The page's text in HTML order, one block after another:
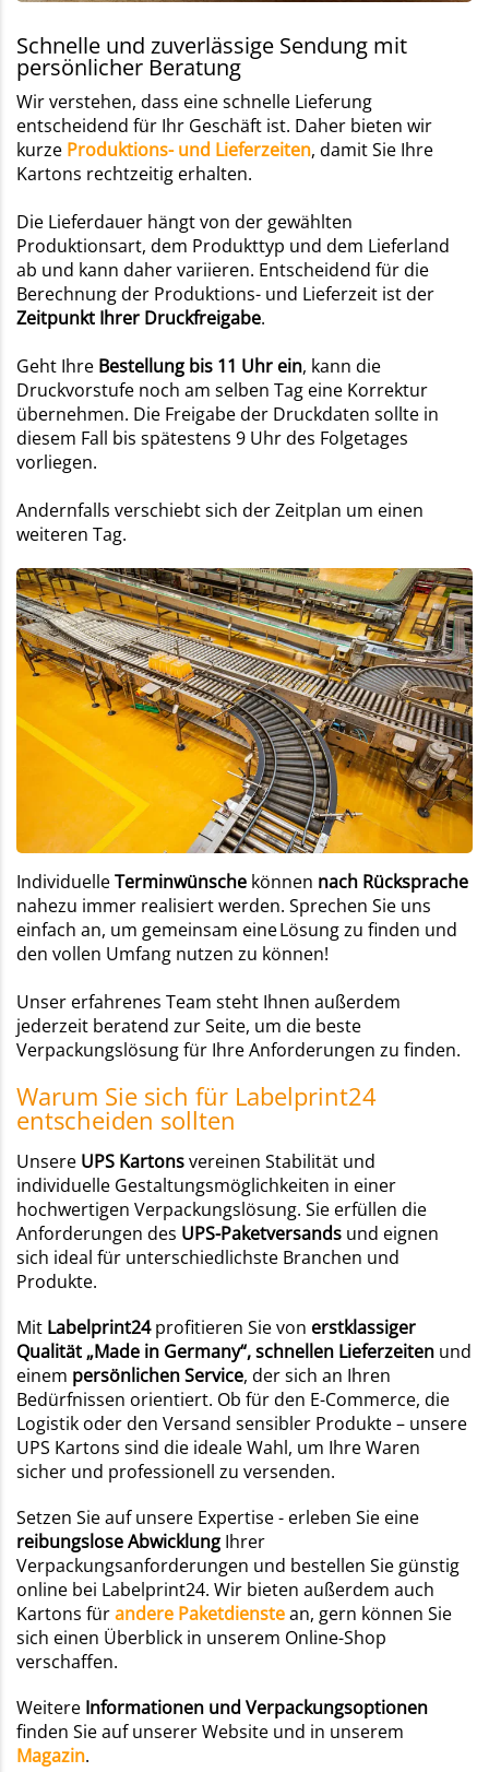
Schnelle und zuverlässige Sendung mit
persönlicher Beratung
Wir verstehen, dass eine schnelle Lieferung
entscheidend für Ihr Geschäft ist. Daher bieten wir
kurze Produktions- und Lieferzeiten, damit Sie Ihre
Kartons rechtzeitig erhalten.
Die Lieferdauer hängt von der gewählten
Produktionsart, dem Produkttyp und dem Lieferland
ab und kann daher variieren. Entscheidend für die
Berechnung der Produktions- und Lieferzeit ist der
Zeitpunkt Ihrer Druckfreigabe.
Geht Ihre Bestellung bis 11 Uhr ein, kann die
Druckvorstufe noch am selben Tag eine Korrektur
übernehmen. Die Freigabe der Druckdaten sollte in
diesem Fall bis spätestens 9 Uhr des Folgetages
vorliegen.
Andernfalls verschiebt sich der Zeitplan um einen
weiteren Tag.
IndividuelleTerminwünsche können nach Rücksprache
nahezu immer realisiert werden. Sprechen Sie uns
einfach an, um gemeinsam eine Lösung zu finden und
den vollen Umfang nutzen zu können!
Unser erfahrenes Team steht Ihnen außerdem
jederzeit beratend zur Seite, um die beste
Verpackungslösung für Ihre Anforderungen zu finden.
Warum Sie sich für Labelprint24
entscheiden sollten
Unsere UPS Kartonsvereinen Stabilität und
individuelle Gestaltungsmöglichkeiten in einer
hochwertigen Verpackungslösung. Sie erfüllen die
Anforderungen des UPS-Paketversands und eignen
sich ideal für unterschiedlichste Branchen und
Produkte.
Mit Labelprint24profitieren Sie von erstklassiger
Qualität „Made in Germany“, schnellen Lieferzeiten und
einem persönlichen Service, der sich an Ihren
Bedürfnissen orientiert. Ob für den E-Commerce, die
Logistik oder den Versand sensibler Produkte – unsere
UPS Kartons sind die ideale Wahl, um Ihre Waren
sicher und professionell zu versenden.
Setzen Sie auf unsere Expertise - erleben Sie eine
reibungslose Abwicklung Ihrer
Verpackungsanforderungen und bestellen Sie günstig
online bei Labelprint24. Wir bieten außerdem auch
Kartons fürandere Paketdienstean, gern können Sie
sich einen Überblick in unserem Online-Shop
verschaffen.
Weitere Informationen und Verpackungsoptionen
finden Sie auf unserer Website und in unserem
Magazin.